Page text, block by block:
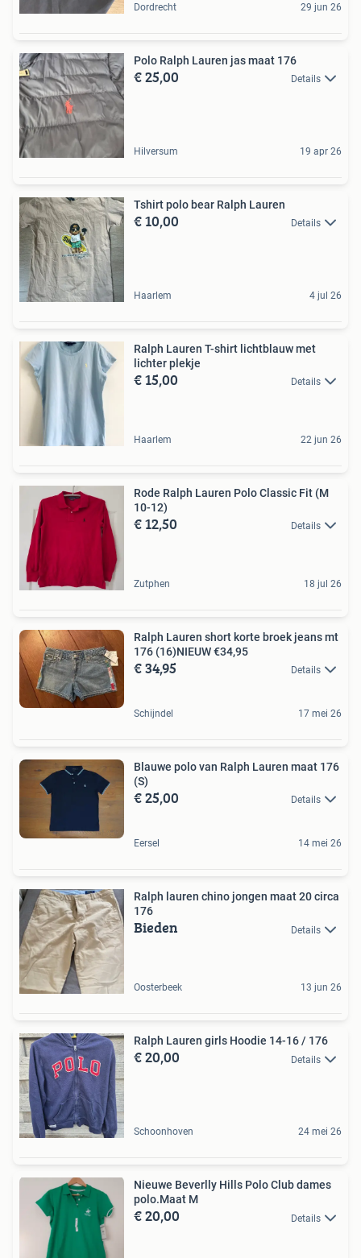
Dordrecht 29 jun 26
Polo Ralph Lauren jas maat 176
€ 25,00 Details
Hilversum 19 apr 26
Tshirt polo bear Ralph Lauren
€ 10,00 Details
Haarlem 4 jul 26
Ralph Lauren T-shirt lichtblauw met
lichter plekje
€ 15,00 Details
Haarlem 22 jun 26
Rode Ralph Lauren Polo Classic Fit (M
10-12)
€ 12,50 Details
Zutphen 18 jul 26
Ralph Lauren short korte broek jeans mt
176 (16)NIEUW €34,95
€ 34,95 Details
Schijndel 17 mei 26
Blauwe polo van Ralph Lauren maat 176
(S)
€ 25,00 Details
Eersel 14 mei 26
Ralph lauren chino jongen maat 20 circa
176
Bieden Details
Oosterbeek 13 jun 26
Ralph Lauren girls Hoodie 14-16 / 176
€ 20,00 Details
Schoonhoven 24 mei 26
Nieuwe Beverlly Hills Polo Club dames
polo.Maat M
€ 20,00 Details